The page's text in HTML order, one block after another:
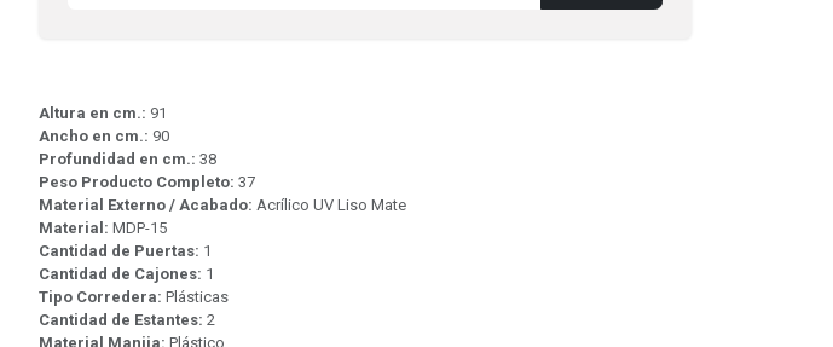
Altura en cm.: 91
Ancho en cm.: 90
Profundidad en cm.: 38
Peso Producto Completo: 37
Material Externo / Acabado: Acrílico UV Liso Mate
Material: MDP-15
Cantidad de Puertas: 1
Cantidad de Cajones: 1
Tipo Corredera: Plásticas
Cantidad de Estantes: 2
Material Manija: Plástico